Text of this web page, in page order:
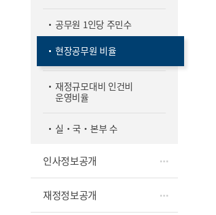
공무원 1인당 주민수
현장공무원 비율
재정규모대비 인건비
운영비율
실‧국‧본부 수
인사정보공개
재정정보공개